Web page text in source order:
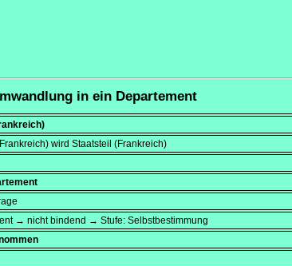
in ein Departement
wird Staatsteil (Frankreich)
→ nicht bindend → Stufe: Selbstbestimmung